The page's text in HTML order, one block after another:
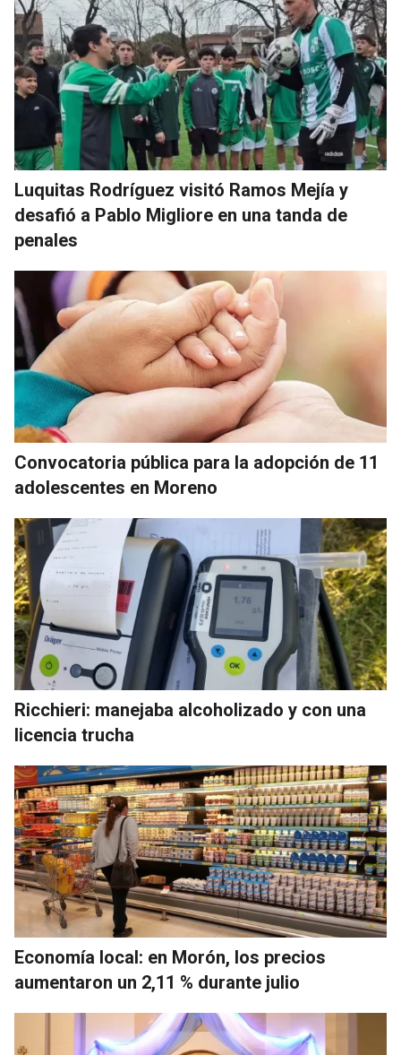
Luquitas Rodríguez visitó Ramos Mejía y
desafió a Pablo Migliore en una tanda de
penales
Convocatoria pública para la adopción de 11
adolescentes en Moreno
Ricchieri: manejaba alcoholizado y con una
licencia trucha
Economía local: en Morón, los precios
aumentaron un 2,11 % durante julio